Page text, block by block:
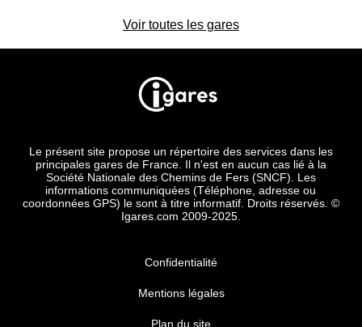
Voir toutes les gares
Le présent site propose un répertoire des services dans les
principales gares de France. Il n'est en aucun cas lié à la
Société Nationale des Chemins de Fers (SNCF). Les
informations communiquées (Téléphone, adresse ou
coordonnées GPS) le sont à titre informatif. Droits réservés. ©
Igares.com 2009-2025.
Confidentialité
Mentions légales
Plan du site